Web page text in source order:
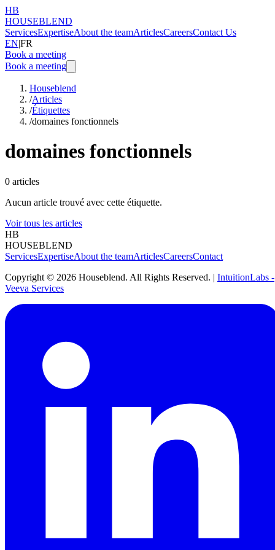
HB
HOUSEBLEND
ServicesExpertiseAbout the teamArticlesCareersContact Us
EN|FR
Book a meeting
Book a meeting
Houseblend
/Articles
/Étiquettes
/domaines fonctionnels
domaines fonctionnels
0 articles
Aucun article trouvé avec cette étiquette.
Voir tous les articles
HB
HOUSEBLEND
ServicesExpertiseAbout the teamArticlesCareersContact
Copyright © 2026 Houseblend. All Rights Reserved. | IntuitionLabs -
Veeva Services